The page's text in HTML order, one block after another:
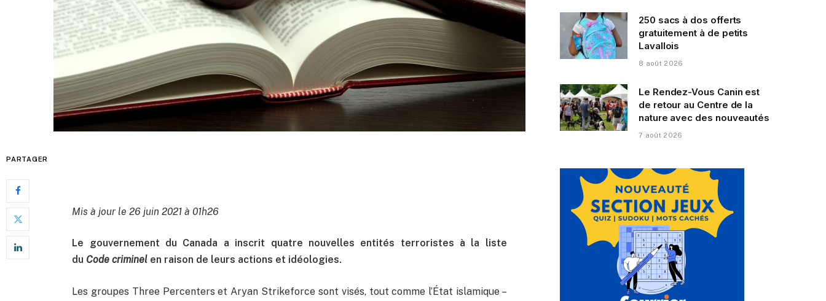
PARTAGER
Mis à jour le 26 juin 2021 à 01h26
Le gouvernement du Canada a inscrit quatre nouvelles entités terroristes à la liste
du Code criminel en raison de leurs actions et idéologies.
Les groupes Three Percenters et Aryan Strikeforce sont visés, tout comme l’État islamique –
250 sacs à dos offerts
gratuitement à de petits
Lavallois
8 août 2026
Le Rendez-Vous Canin est
de retour au Centre de la
nature avec des nouveautés
7 août 2026